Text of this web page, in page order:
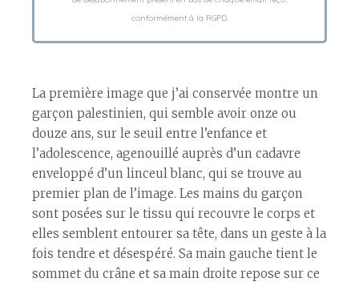
conformément à la RGPD.
La première image que j’ai conservée montre un
garçon palestinien, qui semble avoir onze ou
douze ans, sur le seuil entre l’enfance et
l’adolescence, agenouillé auprès d’un cadavre
enveloppé d’un linceul blanc, qui se trouve au
premier plan de l’image. Les mains du garçon
sont posées sur le tissu qui recouvre le corps et
elles semblent entourer sa tête, dans un geste à la
fois tendre et désespéré. Sa main gauche tient le
sommet du crâne et sa main droite repose sur ce